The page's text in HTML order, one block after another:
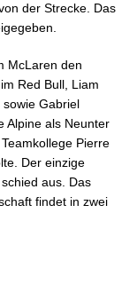
der Strecke. Das
McLaren den
Red Bull, Liam
sowie Gabriel
Alpine als Neunter
Pierre
Der einzige
aus. Das
findet in zwei